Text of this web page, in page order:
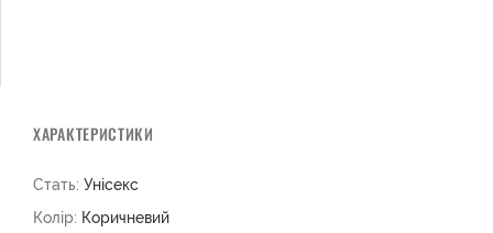
ХАРАКТЕРИСТИКИ
Стать: Унісекс
Колір: Коричневий